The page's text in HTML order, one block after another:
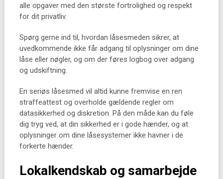
alle opgaver med den største fortrolighed og respekt
for dit privatliv.
Spørg gerne ind til, hvordan låsesmeden sikrer, at
uvedkommende ikke får adgang til oplysninger om dine
låse eller nøgler, og om der føres logbog over adgang
og udskiftning.
En seriøs låsesmed vil altid kunne fremvise en ren
straffeattest og overholde gældende regler om
datasikkerhed og diskretion. På den måde kan du føle
dig tryg ved, at din sikkerhed er i gode hænder, og at
oplysninger om dine låsesystemer ikke havner i de
forkerte hænder.
Lokalkendskab og samarbejde